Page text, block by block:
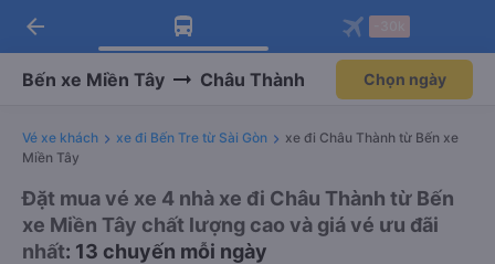
Tải app Vexere ngay!
Nhận ưu đãi thành viên độc
Mở app
Tải app Vexere
-30k/ghế khi đặt vé máy bay qua
Mở app
arrow_back
Bến xe Miền Tây Châu Thành Chọn ngày
Vé xe khách xe đi Bến Tre từ Sài Gòn
xe đi Châu Thành từ Bến xe
Miền Tây
Đặt mua vé xe 4 nhà xe đi Châu Thành từ Bến
xe Miền Tây chất lượng cao và giá vé ưu đãi
nhất: 13 chuyến mỗi ngày